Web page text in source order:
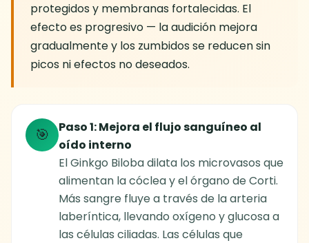
protegidos y membranas fortalecidas. El
efecto es progresivo — la audición mejora
gradualmente y los zumbidos se reducen sin
picos ni efectos no deseados.
🎯
Paso 1: Mejora el flujo sanguíneo al
oído interno
El Ginkgo Biloba dilata los microvasos que
alimentan la cóclea y el órgano de Corti.
Más sangre fluye a través de la arteria
laberíntica, llevando oxígeno y glucosa a
las células ciliadas. Las células que